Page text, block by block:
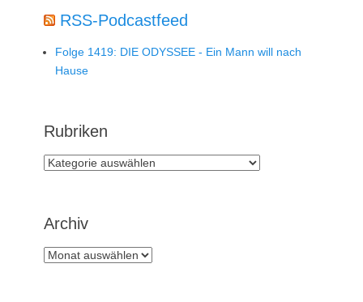
RSS-Podcastfeed
Folge 1419: DIE ODYSSEE - Ein Mann will nach
Hause
Rubriken
Rubriken
Archiv
Archiv